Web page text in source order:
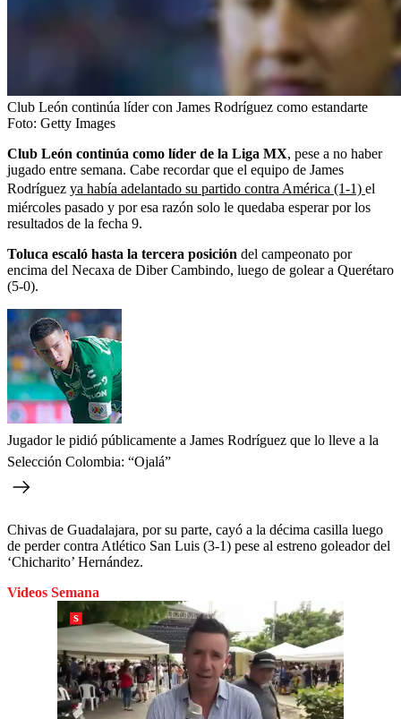
Club León continúa líder con James Rodríguez como estandarte
Foto: Getty Images
Club León continúa como líder de la Liga MX, pese a no haber
jugado entre semana. Cabe recordar que el equipo de James
Rodríguez ya había adelantado su partido contra América (1-1) el
miércoles pasado y por esa razón solo le quedaba esperar por los
resultados de la fecha 9.
Toluca escaló hasta la tercera posición del campeonato por
encima del Necaxa de Diber Cambindo, luego de golear a Querétaro
(5-0).
Jugador le pidió públicamente a James Rodríguez que lo lleve a la
Selección Colombia: “Ojalá”
Chivas de Guadalajara, por su parte, cayó a la décima casilla luego
de perder contra Atlético San Luis (3-1) pese al estreno goleador del
‘Chicharito’ Hernández.
Videos Semana